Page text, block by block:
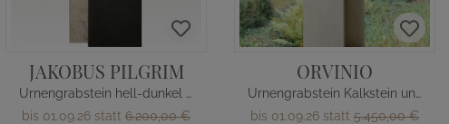
JAKOBUS PILGRIM
Urnengrabstein hell-dunkel mit Berg Relief & Skulptur
bis 01.09.26 statt 6.200,00 €
ORVINIO
Urnengrabstein Kalkstein und Glas Kugel
bis 01.09.26 statt 5.450,00 €